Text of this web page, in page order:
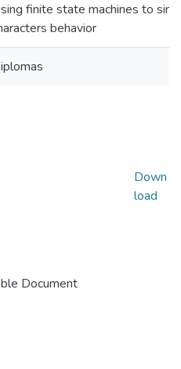
finite state machines to
behavior
Document
Down
load